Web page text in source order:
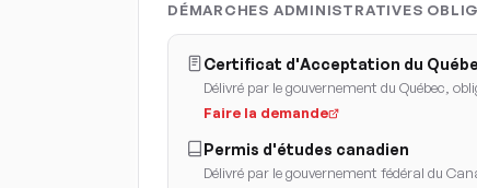
DÉMARCHES ADMINISTRATIVES
Certificat d'Acceptation du
Délivré par le gouvernement du Québec,
Faire la demande
Permis d'études canadien
Délivré par le gouvernement fédéral du